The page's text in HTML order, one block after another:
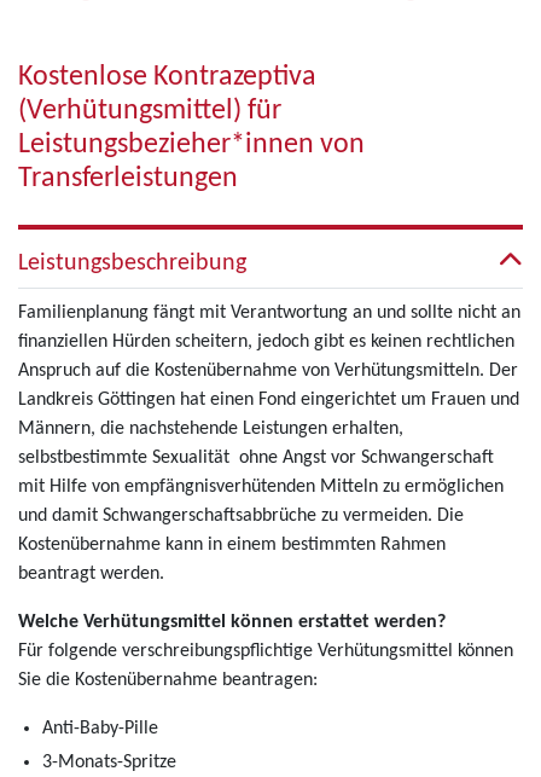
Kostenlose Kontrazeptiva
(Verhütungsmittel) für
Leistungsbezieher*innen von
Transferleistungen
Leistungsbeschreibung
Familienplanung fängt mit Verantwortung an und sollte nicht an
finanziellen Hürden scheitern, jedoch gibt es keinen rechtlichen
Anspruch auf die Kostenübernahme von Verhütungsmitteln. Der
Landkreis Göttingen hat einen Fond eingerichtet um Frauen und
Männern, die nachstehende Leistungen erhalten,
selbstbestimmte Sexualität ohne Angst vor Schwangerschaft
mit Hilfe von empfängnisverhütenden Mitteln zu ermöglichen
und damit Schwangerschaftsabbrüche zu vermeiden. Die
Kostenübernahme kann in einem bestimmten Rahmen
beantragt werden.
Welche Verhütungsmittel können erstattet werden?
Für folgende verschreibungspflichtige Verhütungsmittel können
Sie die Kostenübernahme beantragen:
Anti-Baby-Pille
3-Monats-Spritze